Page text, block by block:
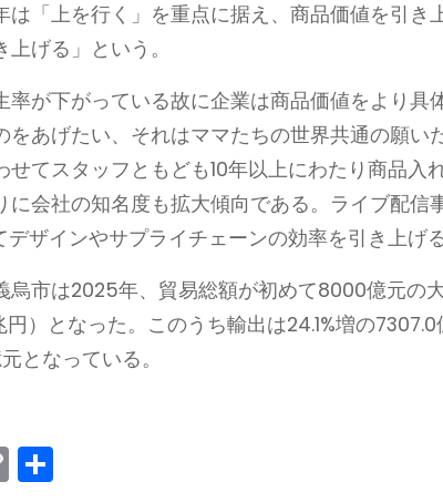
は「上を行く」を重点に据え、商品価値を引き
げる」という。
率が下がっている故に企業は商品価値をより具
をあげたい、それはママたちの世界共通の願い
てスタッフともども10年以上にわたり商品入
に会社の知名度も拡大傾向である。ライブ配信
ザインやサプライチェーンの効率を引き上げ
烏市は2025年、貿易総額が初めて8000億元の
）となった。このうち輸出は24.1%増の
となっている。
C